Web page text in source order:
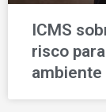
ICMS
risco